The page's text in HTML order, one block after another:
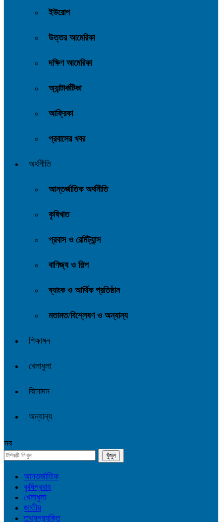
ইউরোপ
উত্তর আমেরিকা
দক্ষিণ আমেরিকা
অ্যান্টার্কটিকা
আফ্রিকা
প্রবাসের খবর
অর্থনীতি
আন্তর্জাতিক অর্থনীতি
কৃষিখাত
প্রবাস ও রেমিট্যান্স
বাণিজ্য ও শিল্প
ব্যাংক ও আর্থিক প্রতিষ্ঠান
মতামত/বিশ্লেষণ ও অন্যান্য
শিক্ষাঙ্গন
খেলাধুলা
বিনোদন
অন্যান্য
সব
আন্তর্জাতিক
কৃষিপ্রবাহ
খেলাধুলা
জাতীয়
তথ্যপ্রযুক্তি